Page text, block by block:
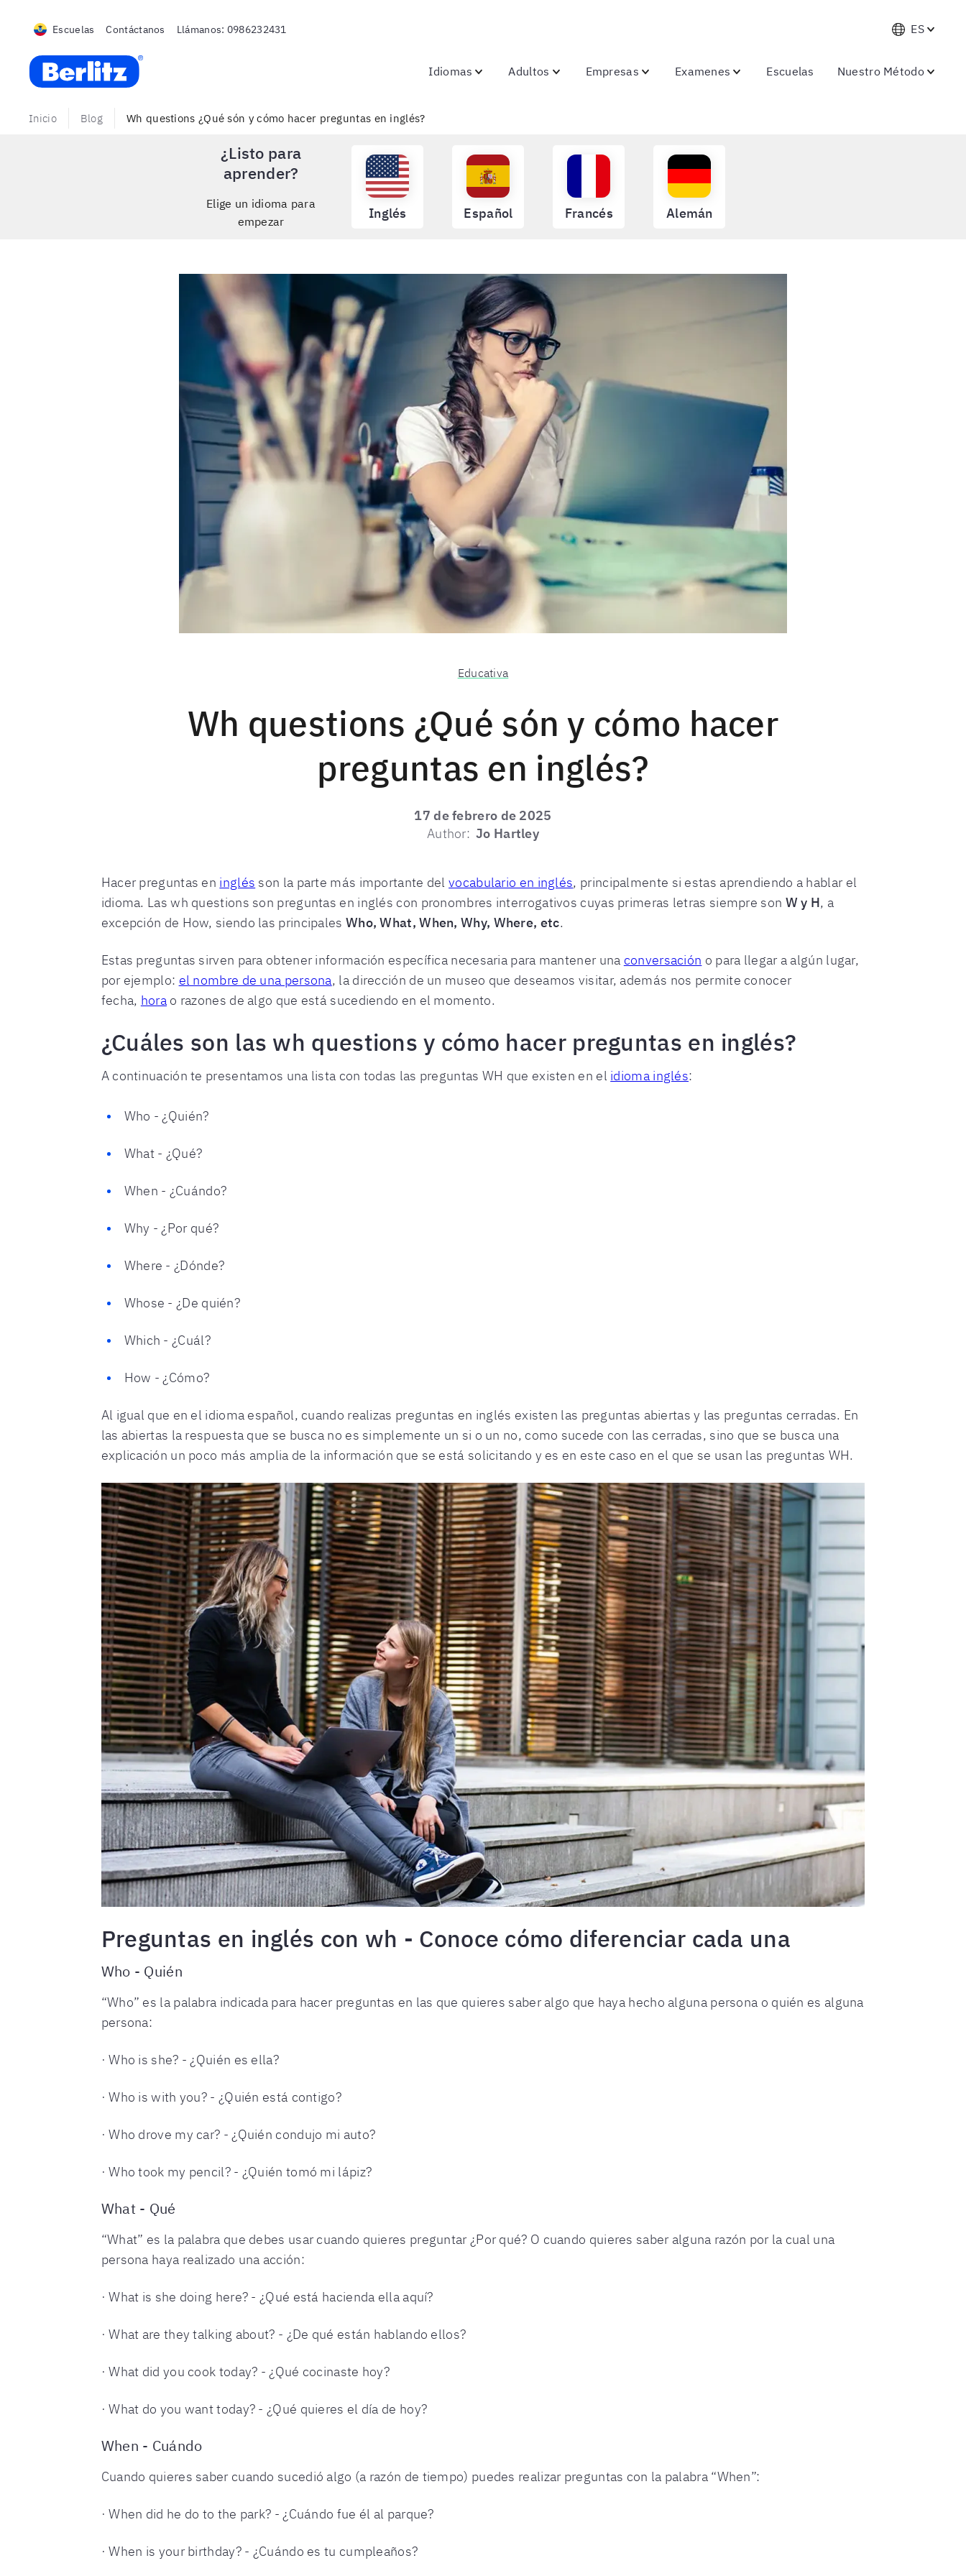
Escuelas Contáctanos Llámanos: 0986232431 ES
Berlitz Ecuador
Idiomas Adultos Empresas Examenes Escuelas Nuestro Método
Inicio Blog Wh questions ¿Qué són y cómo hacer preguntas en inglés?
¿Listo para
aprender?
Elige un idioma para
empezar
Inglés Español Francés Alemán
Educativa
Wh questions ¿Qué són y cómo hacer
preguntas en inglés?
17 de febrero de 2025
Author: Jo Hartley
Hacer preguntas en inglés son la parte más importante delvocabulario en inglés, principalmente si estas aprendiendo a hablar el
idioma. Las wh questions son preguntas en inglés con pronombres interrogativos cuyas primeras letras siempre son W y H, a
excepción de How, siendo las principales Who, What, When, Why, Where, etc.
Estas preguntas sirven para obtener información específica necesaria para mantener una conversación o para llegar a algún lugar,
por ejemplo: el nombre de una persona, la dirección de un museo que deseamos visitar, además nos permite conocer
fecha, horao razones de algo que está sucediendo en el momento.
¿Cuáles son las wh questions y cómo hacer preguntas en inglés?
A continuación te presentamos una lista con todas las preguntas WH que existen en el idioma inglés:
Who - ¿Quién?
What - ¿Qué?
When - ¿Cuándo?
Why - ¿Por qué?
Where - ¿Dónde?
Whose - ¿De quién?
Which - ¿Cuál?
How - ¿Cómo?
Al igual que en el idioma español, cuando realizas preguntas en inglés existen las preguntas abiertas y las preguntas cerradas. En
las abiertas la respuesta que se busca no es simplemente un si o un no, como sucede con las cerradas, sino que se busca una
explicación un poco más amplia de la información que se está solicitando y es en este caso en el que se usan las preguntas WH.
Preguntas en inglés con wh - Conoce cómo diferenciar cada una
Who - Quién
“Who” es la palabra indicada para hacer preguntas en las que quieres saber algo que haya hecho alguna persona o quién es alguna
persona:
· Who is she? - ¿Quién es ella?
· Who is with you? - ¿Quién está contigo?
· Who drove my car? - ¿Quién condujo mi auto?
· Who took my pencil? - ¿Quién tomó mi lápiz?
What - Qué
“What” es la palabra que debes usar cuando quieres preguntar ¿Por qué? O cuando quieres saber alguna razón por la cual una
persona haya realizado una acción:
· What is she doing here? - ¿Qué está hacienda ella aquí?
· What are they talking about? - ¿De qué están hablando ellos?
· What did you cook today? - ¿Qué cocinaste hoy?
· What do you want today? - ¿Qué quieres el día de hoy?
When - Cuándo
Cuando quieres saber cuando sucedió algo (a razón de tiempo) puedes realizar preguntas con la palabra “When”:
· When did he do to the park? - ¿Cuándo fue él al parque?
· When is your birthday? - ¿Cuándo es tu cumpleaños?